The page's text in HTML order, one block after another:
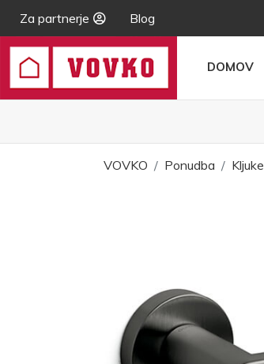
Za partnerje Blog
DOMOV
VOVKO Ponudba Kljuke